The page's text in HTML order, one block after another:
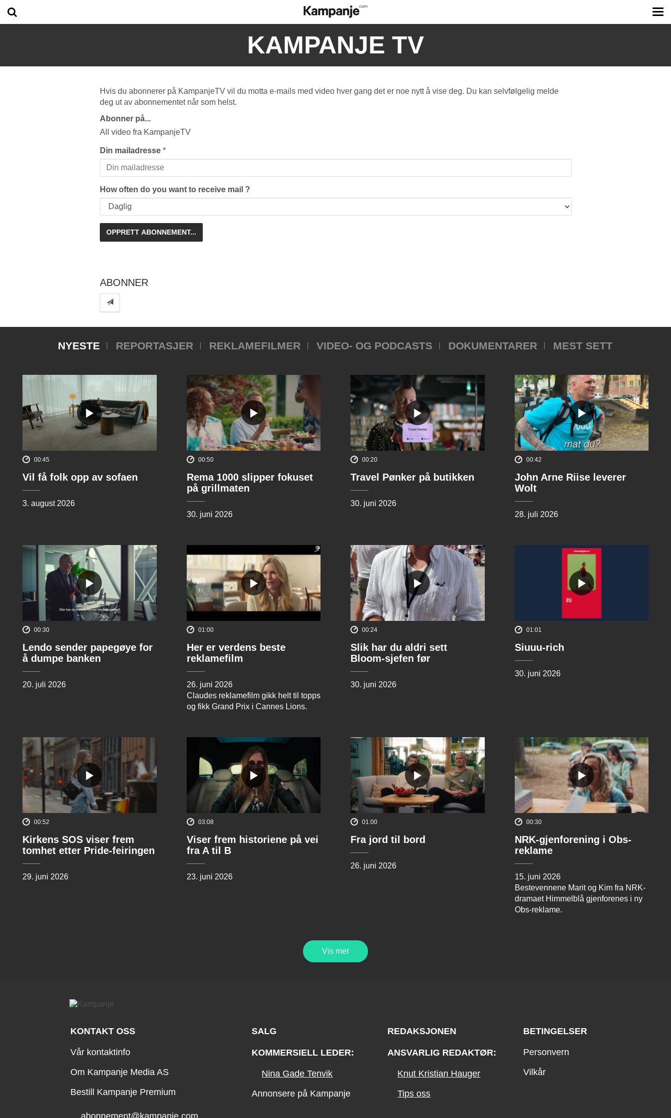
KAMPANJE TV
Hvis du abonnerer på KampanjeTV vil du motta e-mails med video hver gang det er noe nytt å vise deg. Du kan selvfølgelig melde
deg ut av abonnementet når som helst.
Abonner på...
All video fra KampanjeTV
Din mailadresse *
How often do you want to receive mail ?
ABONNER
NYESTE REPORTASJER REKLAMEFILMER VIDEO- OG PODCASTS DOKUMENTARER MEST SETT
00:45
Vil få folk opp av sofaen
3. august 2026
00:50
Rema 1000 slipper fokuset
på grillmaten
30. juni 2026
00:20
Travel Pønker på butikken
30. juni 2026
00:42
John Arne Riise leverer
Wolt
28. juli 2026
00:30
Lendo sender papegøye for
å dumpe banken
20. juli 2026
01:00
Her er verdens beste
reklamefilm
26. juni 2026
Claudes reklamefilm gikk helt til topps
og fikk Grand Prix i Cannes Lions.
00:24
Slik har du aldri sett
Bloom-sjefen før
30. juni 2026
01:01
Siuuu-rich
30. juni 2026
00:52
Kirkens SOS viser frem
tomhet etter Pride-feiringen
29. juni 2026
03:08
Viser frem historiene på vei
fra A til B
23. juni 2026
01:00
Fra jord til bord
26. juni 2026
00:30
NRK-gjenforening i Obs-
reklame
15. juni 2026
Bestevennene Marit og Kim fra NRK-
dramaet Himmelblå gjenforenes i ny
Obs-reklame.
Vis mer
KONTAKT OSS
Vår kontaktinfo
Om Kampanje Media AS
Bestill Kampanje Premium
SALG
KOMMERSIELL LEDER:
Nina Gade Tenvik
Annonsere på Kampanje
REDAKSJONEN
ANSVARLIG REDAKTØR:
Knut Kristian Hauger
Tips oss
BETINGELSER
Personvern
Vilkår